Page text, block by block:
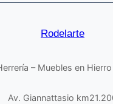
Rodelarte
– Muebles en
Av. Giannattasio